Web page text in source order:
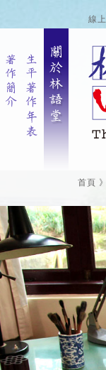
線
首頁 》